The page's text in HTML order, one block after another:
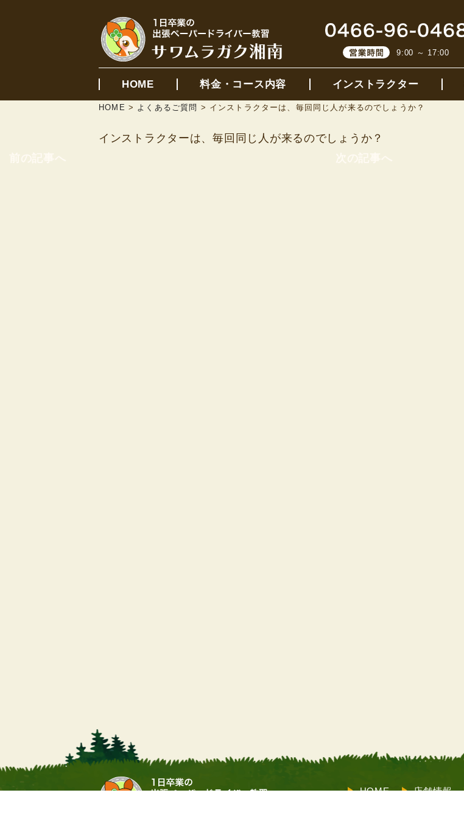
9:00 ～ 17:00
HOME 料金・コース内容 インストラクター
HOME > よくあるご質問 > インストラクターは、毎回同じ人が来るのでしょうか？
インストラクターは、毎回同じ人が来るのでしょうか？
HOME 店舗情報